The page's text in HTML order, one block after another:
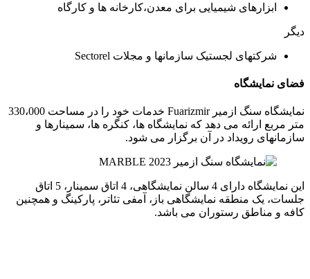
ابزارهای شیمیایی برای معدن،کارخانه ها و کارگاه
دیگر
شرکتهای لجستیک سازمانها و مجلات Sectorel
فضای نمایشگاه
نمایشگاه سنگ ازمیر Fuarizmir خدمات خود را در مساحت 330،000
متر مربع ارائه می دهد که نمایشگاه ها، کنگره ها، سمینارها و
سازمانهای رویداد در آن برگزار می شود.
این نمایشگاه دارای 4 سالن نمایشگاهی، 4 اتاق سمینار، 5 اتاق
جلسات، یک منطقه نمایشگاهی باز، آمفی تئاتر، پارکینگ و همچنین
کافه و مناطق رستوران می باشد.